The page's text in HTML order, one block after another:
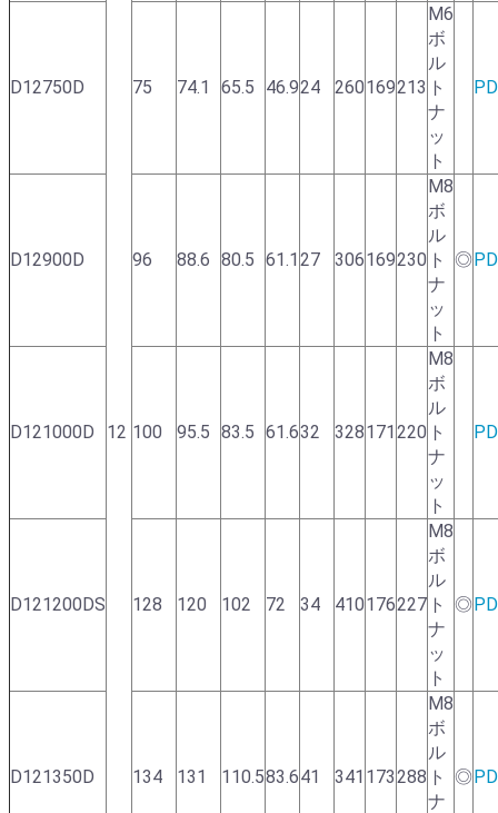
12
D12750D 75 74.1 65.5 46.924 260169213
M6
ボ
ル
ト
ナ
ッ
ト
D12900D 96 88.6 80.5 61.127 306169230
M8
ボ
ル
ト
ナ
ッ
ト
◎
D121000D 100 95.5 83.5 61.632 328171220
M8
ボ
ル
ト
ナ
ッ
ト
D121200DS 128 120 102 72 34 410176227
M8
ボ
ル
ト
ナ
ッ
ト
◎
D121350D 134 131 110.583.641 341 173288
M8
ボ
ル
ト
ナ
◎